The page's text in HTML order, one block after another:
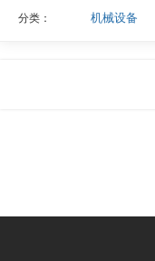
分类： 机械设备